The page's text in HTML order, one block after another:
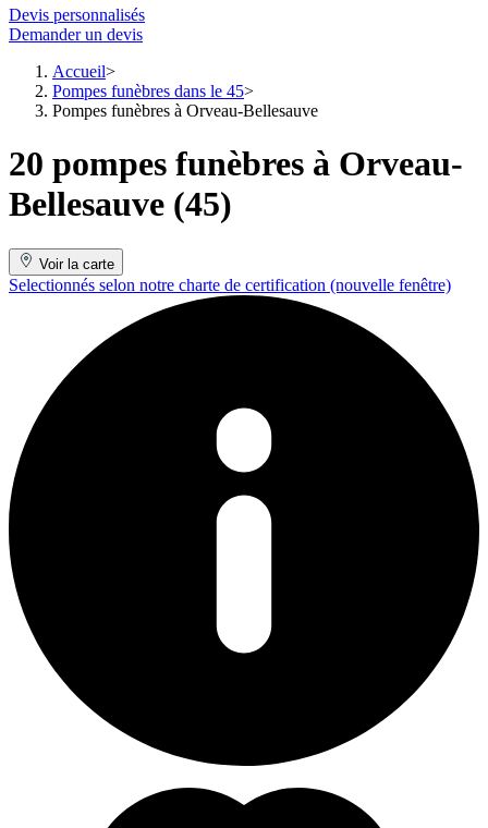
Devis personnalisés
Demander un devis
Accueil
Pompes funèbres dans le 45
Pompes funèbres à Orveau-Bellesauve
20 pompes funèbres à Orveau-
Bellesauve (45)
Voir la carte
Selectionnés selon notre charte de certification (nouvelle fenêtre)